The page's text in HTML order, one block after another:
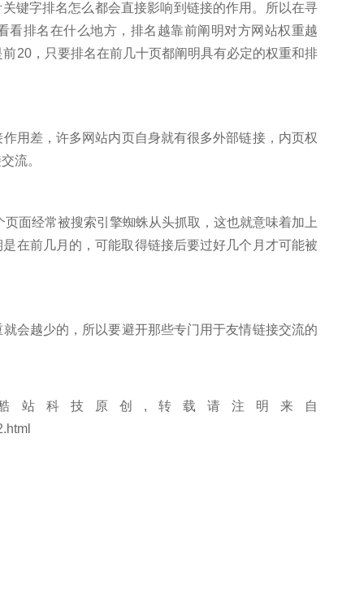
键字排名怎么都会直接影响到链接的作用。所以在寻
看排名在什么地方，排名越靠前阐明对方网站权重越
20，只要排名在前几十页都阐明具有必定的权重和排
用差，许多网站内页自身就有很多外部链接，内页权
流。
面经常被搜索引擎蜘蛛从头抓取，这也就意味着加上
在前几月的，可能取得链接后要过好几个月才可能被
会越少的，所以要避开那些专门用于友情链接交流的
站科技原创,转载请注明来自